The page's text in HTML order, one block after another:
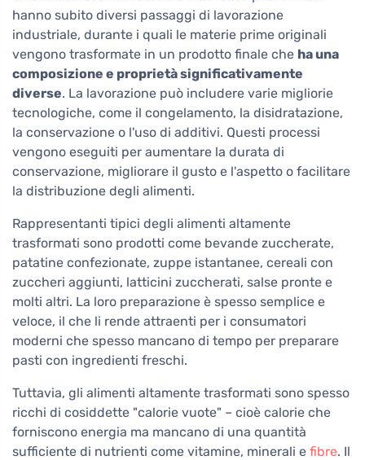
hanno subito diversi passaggi di lavorazione
industriale, durante i quali le materie prime originali
vengono trasformate in un prodotto finale che ha una
composizione e proprietà significativamente
diverse. La lavorazione può includere varie migliorie
tecnologiche, come il congelamento, la disidratazione,
la conservazione o l'uso di additivi. Questi processi
vengono eseguiti per aumentare la durata di
conservazione, migliorare il gusto e l'aspetto o facilitare
la distribuzione degli alimenti.
Rappresentanti tipici degli alimenti altamente
trasformati sono prodotti come bevande zuccherate,
patatine confezionate, zuppe istantanee, cereali con
zuccheri aggiunti, latticini zuccherati, salse pronte e
molti altri. La loro preparazione è spesso semplice e
veloce, il che li rende attraenti per i consumatori
moderni che spesso mancano di tempo per preparare
pasti con ingredienti freschi.
Tuttavia, gli alimenti altamente trasformati sono spesso
ricchi di cosiddette "calorie vuote" – cioè calorie che
forniscono energia ma mancano di una quantità
sufficiente di nutrienti come vitamine, minerali e fibre. Il